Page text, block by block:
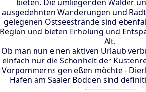
bieten. Die umliegenden Wälder
ausgedehnten Wanderungen und
gelegenen Ostseestrände sind
Region und bieten Erholung und
Alt.
Ob man nun einen aktiven Urlaub
einfach nur die Schönheit der
Vorpommerns genießen möchte -
Hafen am Saaler Bodden sind